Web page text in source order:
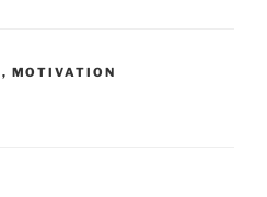
, MOTIVATION